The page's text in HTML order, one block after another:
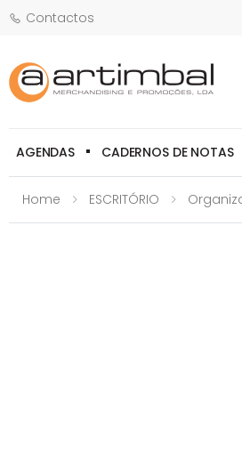
Contactos
AGENDAS CADERNOS DE NOTAS
Home ESCRITÓRIO